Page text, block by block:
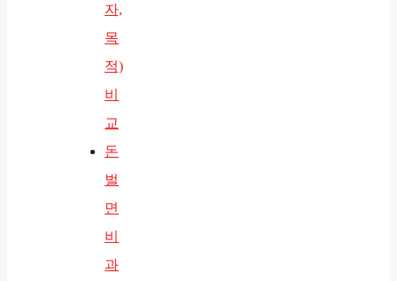
자,
목
적)
비
교
돈
벌
면
비
과